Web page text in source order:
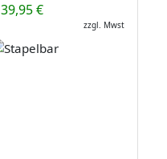
39,95 €
zzgl. Mwst